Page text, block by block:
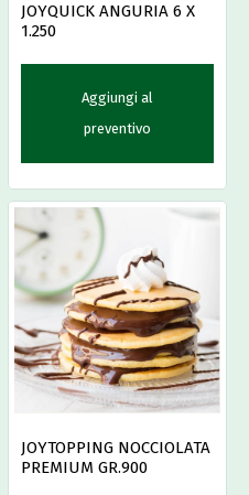
JOYQUICK ANGURIA 6 X
1.250
Aggiungi al
preventivo
JOYTOPPING NOCCIOLATA
PREMIUM GR.900